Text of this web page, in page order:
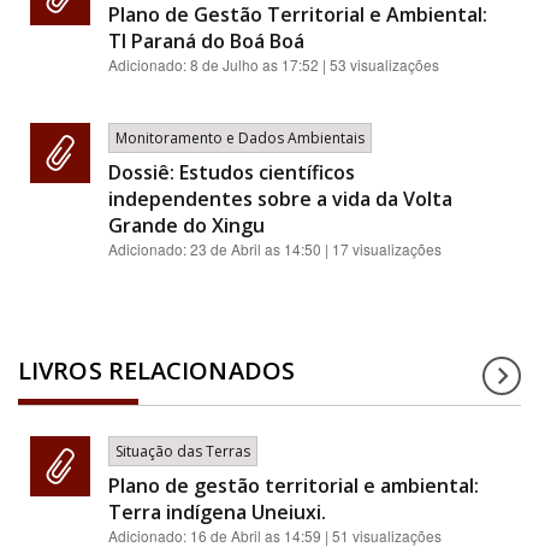
Plano de Gestão Territorial e Ambiental:
TI Paraná do Boá Boá
Adicionado:8 de Julho as 17:52 | 53 visualizações
Monitoramento e Dados Ambientais
Dossiê: Estudos científicos
independentes sobre a vida da Volta
Grande do Xingu
Adicionado:23 de Abril as 14:50 | 17 visualizações
LIVROS RELACIONADOS
Situação das Terras
Plano de gestão territorial e ambiental:
Terra indígena Uneiuxi.
Adicionado: 16 de Abril as 14:59 | 51 visualizações